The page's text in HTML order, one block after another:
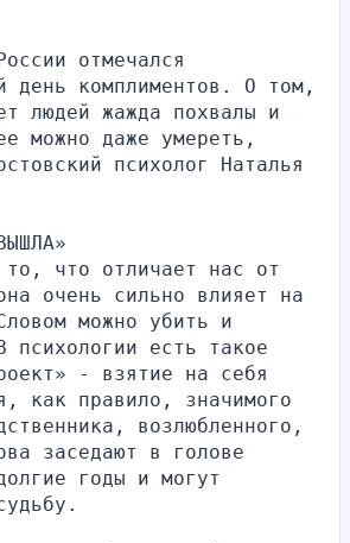
отмечался
день комплиментов. О том,
людей жажда похвалы и
можно даже умереть,
психолог Наталья
что отличает нас от
очень сильно влияет на
можно убить и
психологии есть такое
- взятие на себя
как правило, значимого
возлюбленного,
заседают в голове
годы и могут